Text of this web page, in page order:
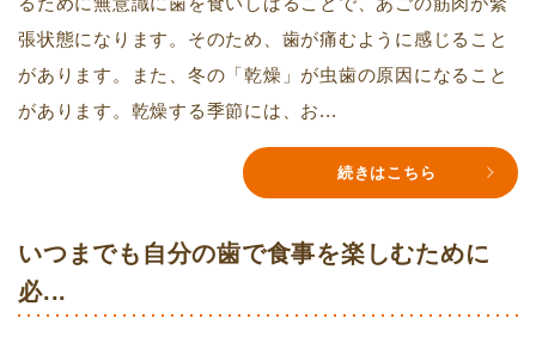
張状態になります。そのため、歯が痛むように感じること
があります。また、冬の「乾燥」が虫歯の原因になること
があります。乾燥する季節には、お...
続きはこちら
いつまでも自分の歯で食事を楽しむために
必...